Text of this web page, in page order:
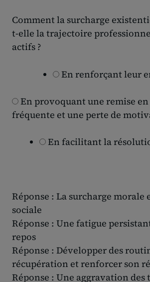
Comment la surcharge
t-elle la trajectoire
actifs ?
En renforçant leur
En provoquant une remise
fréquente et une perte de
En facilitant la
Réponse : La surcharge morale
sociale
Réponse : Une fatigue
repos
Réponse : Développer des
récupération et renforcer son
Réponse : Une aggravation des